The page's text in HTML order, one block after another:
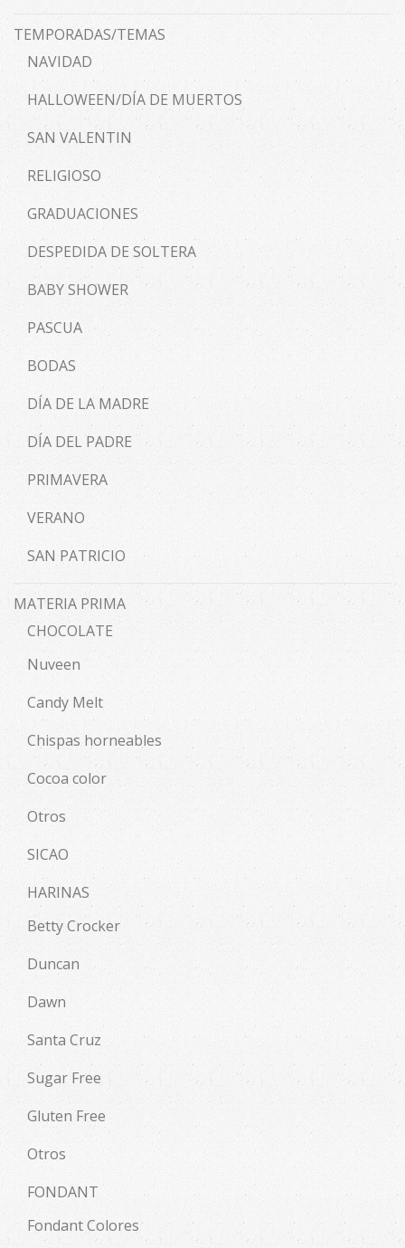
TEMPORADAS/TEMAS
NAVIDAD
HALLOWEEN/DÍA DE MUERTOS
SAN VALENTIN
RELIGIOSO
GRADUACIONES
DESPEDIDA DE SOLTERA
BABY SHOWER
PASCUA
BODAS
DÍA DE LA MADRE
DÍA DEL PADRE
PRIMAVERA
VERANO
SAN PATRICIO
MATERIA PRIMA
CHOCOLATE
Nuveen
Candy Melt
Chispas horneables
Cocoa color
Otros
SICAO
HARINAS
Betty Crocker
Duncan
Dawn
Santa Cruz
Sugar Free
Gluten Free
Otros
FONDANT
Fondant Colores